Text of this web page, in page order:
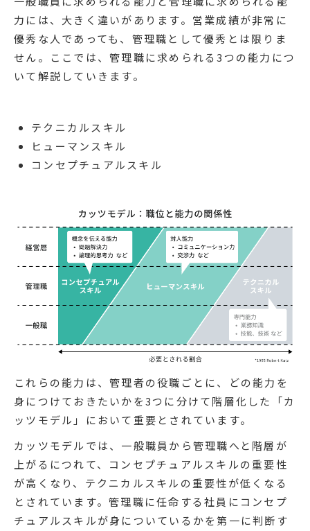
力には、大きく違いがあります。営業成績が非常に
優秀な人であっても、管理職として優秀とは限りま
せん。ここでは、管理職に求められる3つの能力につ
いて解説していきます。
テクニカルスキル
ヒューマンスキル
コンセプチュアルスキル
これらの能力は、管理者の役職ごとに、どの能力を
身につけておきたいかを3つに分けて階層化した「カ
ッツモデル」において重要とされています。
カッツモデルでは、一般職員から管理職へと階層が
上がるにつれて、コンセプチュアルスキルの重要性
が高くなり、テクニカルスキルの重要性が低くなる
とされています。管理職に任命する社員にコンセプ
チュアルスキルが身についているかを第一に判断す